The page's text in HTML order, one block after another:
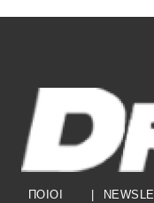
ΠΟΙΟΙ